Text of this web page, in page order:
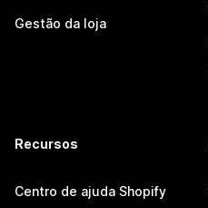
Gestão da loja
Recursos
Centro de ajuda Shopify